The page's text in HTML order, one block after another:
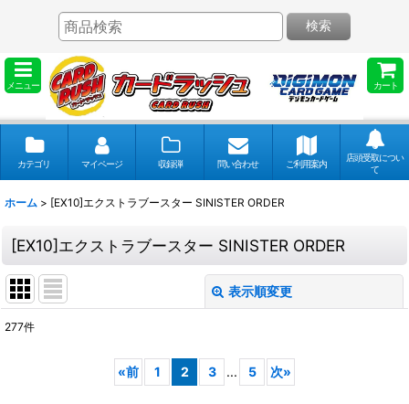
メニュー カート
検索
カテゴリ マイページ 収録弾 問い合わせ ご利用案内
店頭受取につい
て
ホーム > [EX10]エクストラブースター SINISTER ORDER
[EX10]エクストラブースター SINISTER ORDER
表示順変更
277件
«前 1 2 3 ... 5 次»